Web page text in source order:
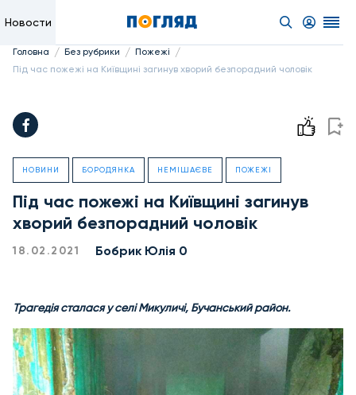
Новости
Головна / Без рубрики / Пожежі /
Під час пожежі на Київщині загинув хворий безпорадний чоловік
НОВИНИ БОРОДЯНКА НЕМІШАЄВЕ ПОЖЕЖІ
Під час пожежі на Київщині загинув
хворий безпорадний чоловік
18.02.2021 Бобрик Юлія 0
Трагедія сталася у селі Микуличі, Бучанський район.